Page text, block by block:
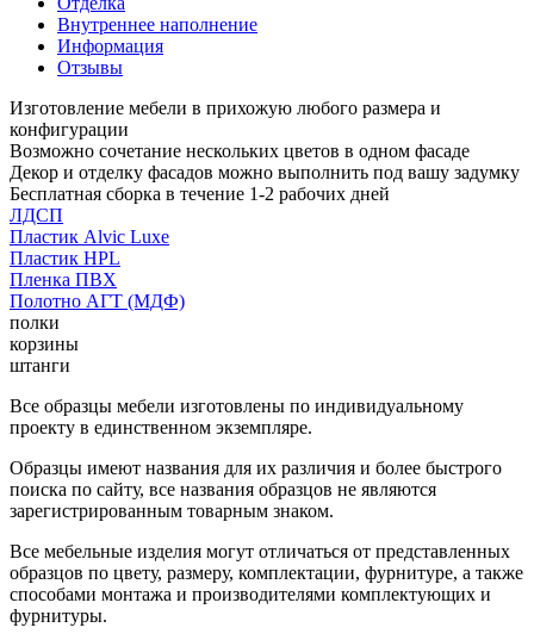
Внутреннее наполнение
Информация
Отзывы
Изготовление мебели в прихожую любого размера и
конфигурации
Возможно сочетание нескольких цветов в одном фасаде
Декор и отделку фасадов можно выполнить под вашу задумку
Бесплатная сборка в течение 1-2 рабочих дней
ЛДСП
Пластик Alvic Luxe
Пластик HPL
Пленка ПВХ
Полотно АГТ (МДФ)
полки
корзины
штанги
Все образцы мебели изготовлены по индивидуальному
проекту в единственном экземпляре.
Образцы имеют названия для их различия и более быстрого
поиска по сайту, все названия образцов не являются
зарегистрированным товарным знаком.
Все мебельные изделия могут отличаться от представленных
образцов по цвету, размеру, комплектации, фурнитуре, а также
способами монтажа и производителями комплектующих и
фурнитуры.